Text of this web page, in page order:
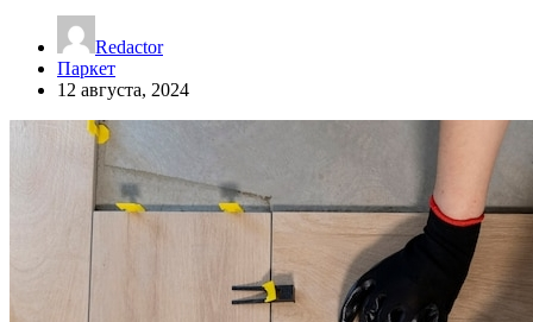
Redactor
Паркет
12 августа, 2024